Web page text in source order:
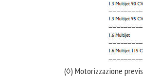
(◊) Motorizzazione